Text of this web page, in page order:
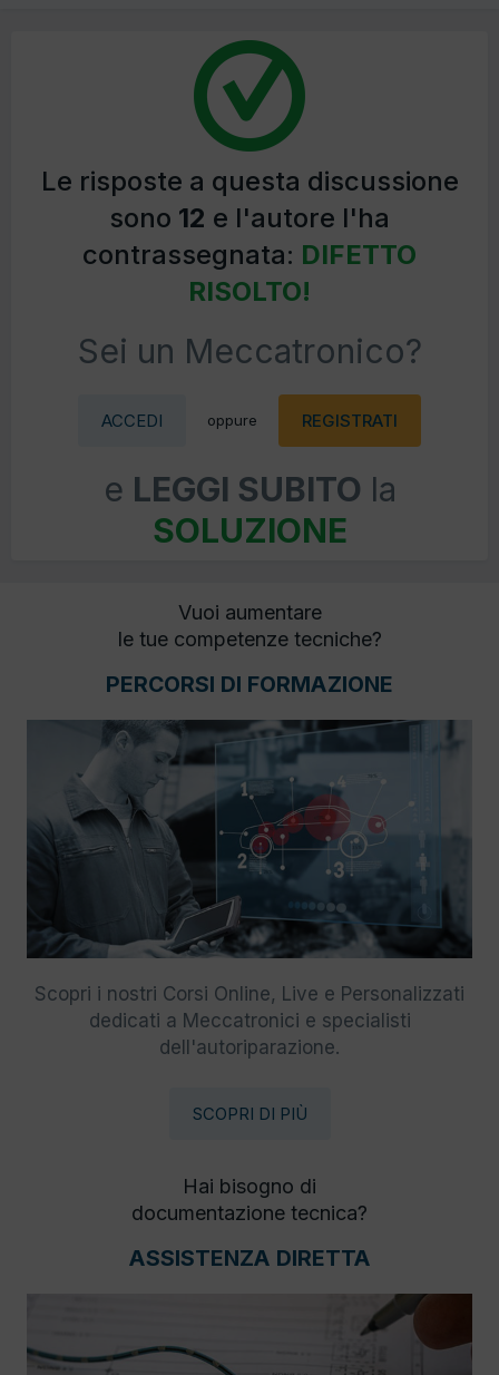
Le risposte a questa discussione
sono 12 e l'autore l'ha
contrassegnata: DIFETTO
RISOLTO!
Sei un Meccatronico?
ACCEDI oppure REGISTRATI
e LEGGI SUBITO la
SOLUZIONE
Vuoi aumentare
le tue competenze tecniche?
PERCORSI DI FORMAZIONE
Scopri i nostri Corsi Online, Live e Personalizzati
dedicati a Meccatronici e specialisti
dell'autoriparazione.
SCOPRI DI PIÙ
Hai bisogno di
documentazione tecnica?
ASSISTENZA DIRETTA